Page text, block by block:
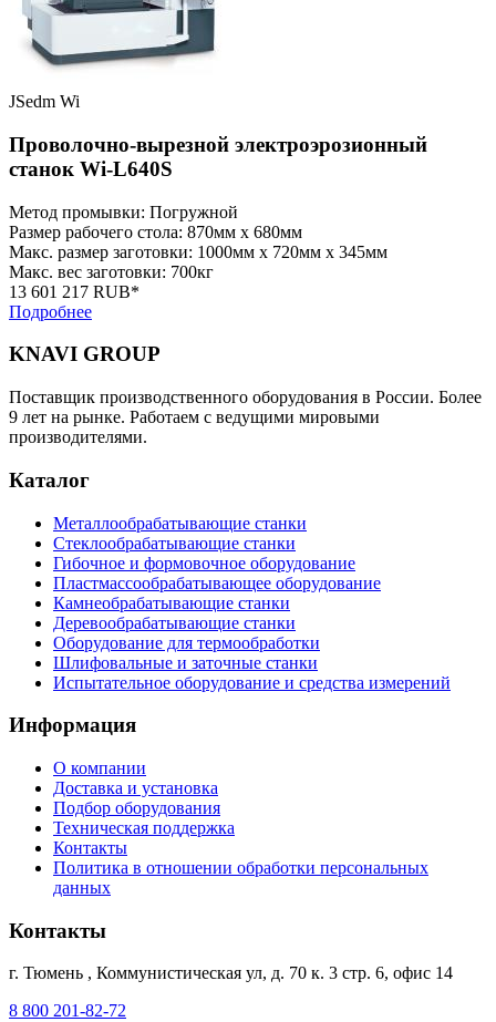
JSedm Wi
Проволочно-вырезной электроэрозионный
станок Wi-L640S
Метод промывки: Погружной
Размер рабочего стола: 870мм x 680мм
Макс. размер заготовки: 1000мм x 720мм x 345мм
Макс. вес заготовки: 700кг
13 601 217 RUB*
Подробнее
KNAVI GROUP
Поставщик производственного оборудования в России. Более
9 лет на рынке. Работаем с ведущими мировыми
производителями.
Каталог
Металлообрабатывающие станки
Стеклообрабатывающие станки
Гибочное и формовочное оборудование
Пластмассообрабатывающее оборудование
Камнеобрабатывающие станки
Деревообрабатывающие станки
Оборудование для термообработки
Шлифовальные и заточные станки
Испытательное оборудование и средства измерений
Информация
О компании
Доставка и установка
Подбор оборудования
Техническая поддержка
Контакты
Политика в отношении обработки персональных
данных
Контакты
г. Тюмень , Коммунистическая ул, д. 70 к. 3 стр. 6, офис 14
8 800 201-82-72